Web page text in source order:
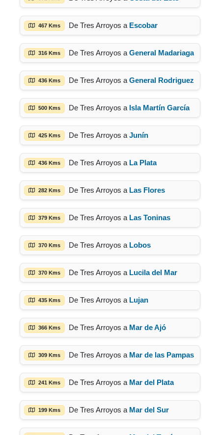
467 Kms De Tres Arroyos a Escobar
316 Kms De Tres Arroyos a General Madariaga
436 Kms De Tres Arroyos a General Rodriguez
500 Kms De Tres Arroyos a Isla Martín García
425 Kms De Tres Arroyos a Junín
436 Kms De Tres Arroyos a La Plata
282 Kms De Tres Arroyos a Las Flores
379 Kms De Tres Arroyos a Las Toninas
370 Kms De Tres Arroyos a Lobos
370 Kms De Tres Arroyos a Lucila del Mar
435 Kms De Tres Arroyos a Lujan
366 Kms De Tres Arroyos a Mar de Ajó
309 Kms De Tres Arroyos a Mar de las Pampas
241 Kms De Tres Arroyos a Mar del Plata
199 Kms De Tres Arroyos a Mar del Sur